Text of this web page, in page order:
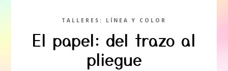
TALLERES: LÍNEA Y COLOR
El papel: del trazo al
pliegue